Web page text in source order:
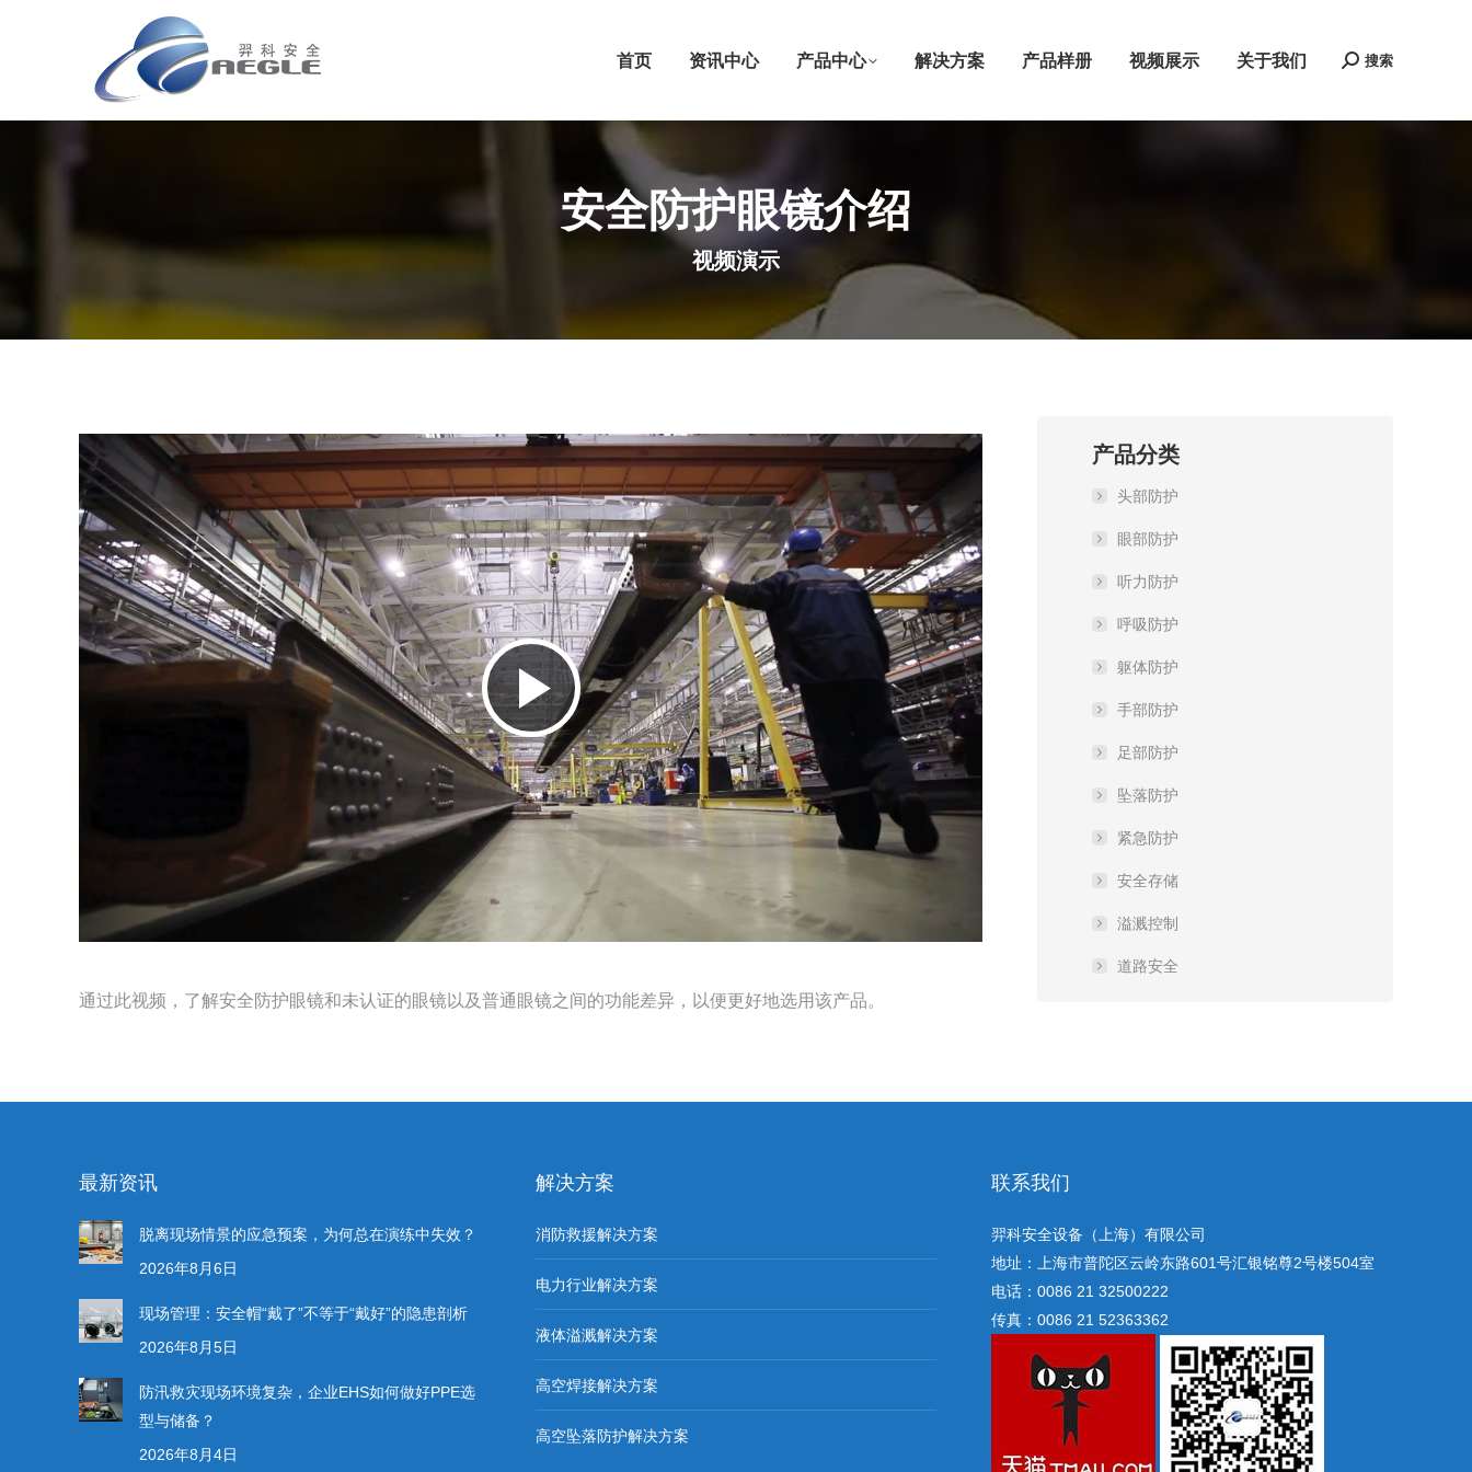
首页 资讯中心 产品中心 解决方案 产品样册 视频展示 关于我们 Search:
搜索
安全防护眼镜介绍
视频演示
播
放
视
频
通过此视频，了解安全防护眼镜和未认证的眼镜以及普通眼镜之间的功能差异，以便更好地选用该产品。
产品分类
头部防护
眼部防护
听力防护
呼吸防护
躯体防护
手部防护
足部防护
坠落防护
紧急防护
安全存储
溢溅控制
道路安全
最新资讯
脱离现场情景的应急预案，为何总在演练中失效？
2026年8月6日
现场管理：安全帽“戴了”不等于“戴好”的隐患剖析
2026年8月5日
防汛救灾现场环境复杂，企业EHS如何做好PPE选
型与储备？
2026年8月4日
解决方案
消防救援解决方案
电力行业解决方案
液体溢溅解决方案
高空焊接解决方案
高空坠落防护解决方案
联系我们
羿科安全设备（上海）有限公司
地址：上海市普陀区云岭东路601号汇银铭尊2号楼504室
电话：0086 21 32500222
传真：0086 21 52363362